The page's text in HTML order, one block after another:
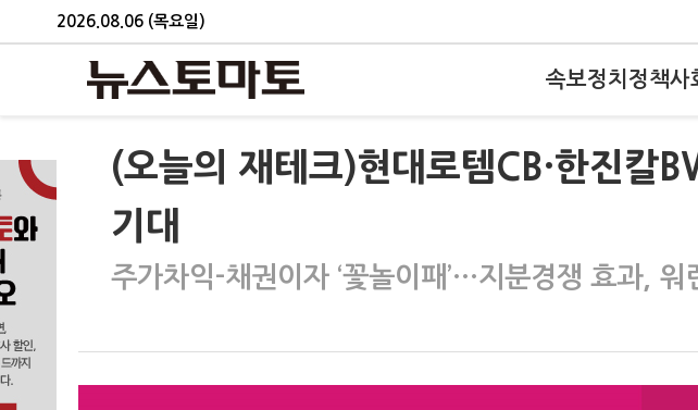
2026.08.06 (목요일)
속보정치 정책사
(오늘의 재테크)현대로템CB·한진칼
기대
주가차익-채권이자 ‘꽃놀이패’…지분경쟁 효과, 워